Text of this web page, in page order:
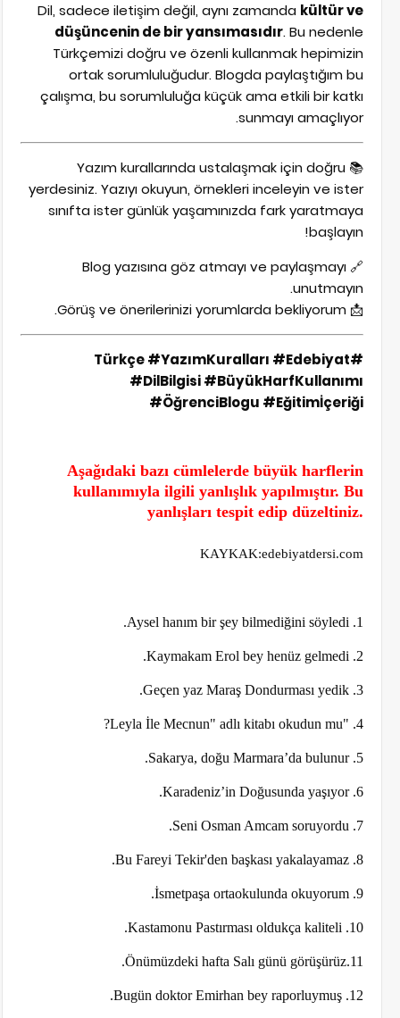
Dil, sadece iletişim değil, aynı zamanda kültür ve
düşüncenin de bir yansımasıdır. Bu nedenle
Türkçemizi doğru ve özenli kullanmak hepimizin
ortak sorumluluğudur. Blogda paylaştığım bu
çalışma, bu sorumluluğa küçük ama etkili bir katkı
sunmayı amaçlıyor.
📚 Yazım kurallarında ustalaşmak için doğru
yerdesiniz. Yazıyı okuyun, örnekleri inceleyin ve ister
sınıfta ister günlük yaşamınızda fark yaratmaya
başlayın!
🔗 Blog yazısına göz atmayı ve paylaşmayı
unutmayın.
📩 Görüş ve önerilerinizi yorumlarda bekliyorum.
#Türkçe #YazımKuralları #Edebiyat
#DilBilgisi #BüyükHarfKullanımı
#ÖğrenciBlogu #Eğitimİçeriği
Aşağıdaki bazı cümlelerde büyük harflerin
kullanımıyla ilgili yanlışlık yapılmıştır. Bu
yanlışları tespit edip düzeltiniz.
KAYKAK:edebiyatdersi.com
1. Aysel hanım bir şey bilmediğini söyledi.
2. Kaymakam Erol bey henüz gelmedi.
3. Geçen yaz Maraş Dondurması yedik.
4. "Leyla İle Mecnun" adlı kitabı okudun mu?
5. Sakarya, doğu Marmara’da bulunur.
6. Karadeniz’in Doğusunda yaşıyor.
7. Seni Osman Amcam soruyordu.
8. Bu Fareyi Tekir'den başkası yakalayamaz.
9. İsmetpaşa ortaokulunda okuyorum.
10. Kastamonu Pastırması oldukça kaliteli.
11.Önümüzdeki hafta Salı günü görüşürüz.
12. Bugün doktor Emirhan bey raporluymuş.